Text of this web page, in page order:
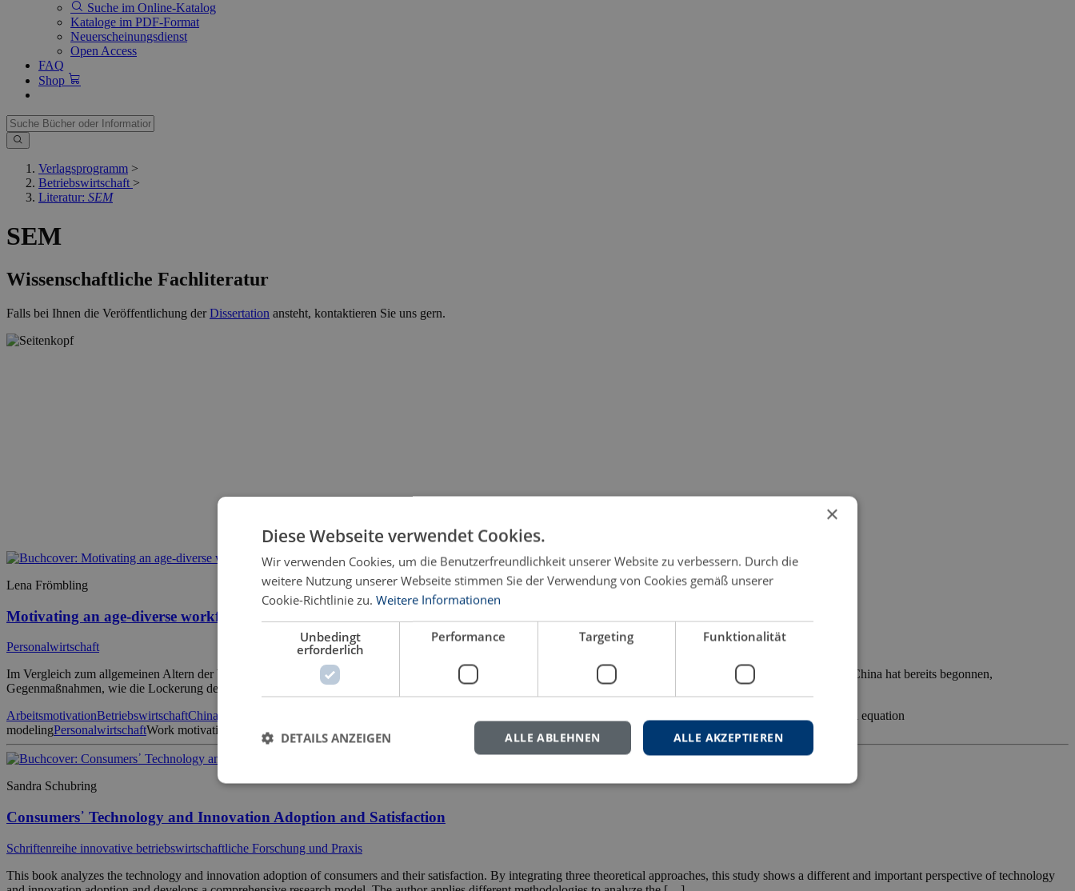
Suche im Online-Katalog
Kataloge im PDF-Format
Neuerscheinungsdienst
Open Access
FAQ
Shop
Verlagsprogramm >
Betriebswirtschaft >
Literatur: SEM
SEM
Wissenschaftliche Fachliteratur
Falls bei Ihnen die Veröffentlichung derDissertation ansteht, kontaktieren Sie uns gern.
Lena Frömbling
Motivating an age-diverse workforce in China
Personalwirtschaft
Im Vergleich zum allgemeinen Altern der Weltbevölkerung ist das Altern von Chinas Bevölkerung zusätzlich durch die Nachwirkungen der Ein-Kind-Politik getrieben. China hat bereits begonnen,
Gegenmaßnahmen, wie die Lockerung der Ein-Kind-Politik und die Erhöhung des gesetzlichen Renteneintrittsalters, einzuführen. [...]
ArbeitsmotivationBetriebswirtschaftChina
Partial least squares structural equation
modelingPersonalwirtschaftWork motivation
Sandra Schubring
Consumers᾽ Technology and Innovation Adoption and Satisfaction
Schriftenreihe innovative betriebswirtschaftliche Forschung und Praxis
This book analyzes the technology and innovation adoption of consumers and their satisfaction. By integrating three theoretical approaches, this study shows a different and important perspective of technology
×
Diese Webseite verwendet Cookies.
Wir verwenden Cookies, um die Benutzerfreundlichkeit unserer Website zu verbessern. Durch die
weitere Nutzung unserer Webseite stimmen Sie der Verwendung von Cookies gemäß unserer
Cookie-Richtlinie zu. Weitere Informationen
Unbedingt
erforderlich
Performance Targeting Funktionalität
ALLE AKZEPTIEREN
ALLE ABLEHNEN
DETAILS ANZEIGEN